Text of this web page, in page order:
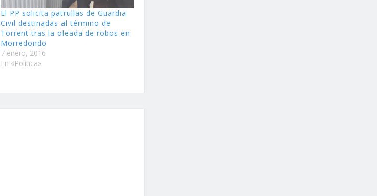
El PP solicita patrullas de Guardia
Civil destinadas al término de
Torrent tras la oleada de robos en
Morredondo
7 enero, 2016
En «Política»